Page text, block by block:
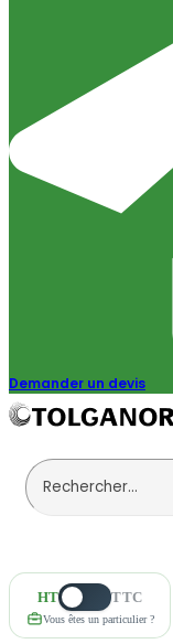
Demander un devis
HT TTC
Vous êtes un particulier ?